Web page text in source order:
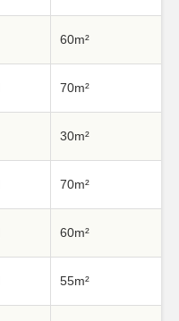
60m²
70m²
30m²
70m²
60m²
55m²